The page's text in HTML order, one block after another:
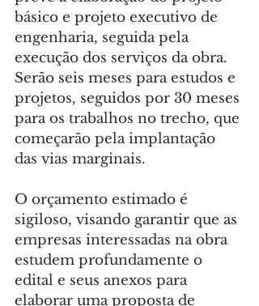
básico e projeto executivo de
engenharia, seguida pela
execução dos serviços da obra.
Serão seis meses para estudos e
projetos, seguidos por 30 meses
para os trabalhos no trecho, que
começarão pela implantação
das vias marginais.
O orçamento estimado é
sigiloso, visando garantir que as
empresas interessadas na obra
estudem profundamente o
edital e seus anexos para
elaborar uma proposta de